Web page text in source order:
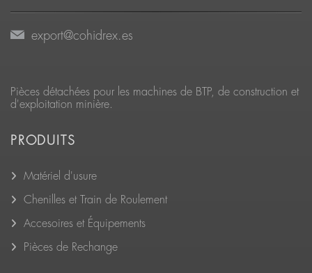
export@cohidrex.es
Pièces détachées pour les machines de BTP, de construction et
d'exploitation minière.
PRODUITS
Matériel d'usure
Chenilles et Train de Roulement
Accesoires et Équipements
Pièces de Rechange